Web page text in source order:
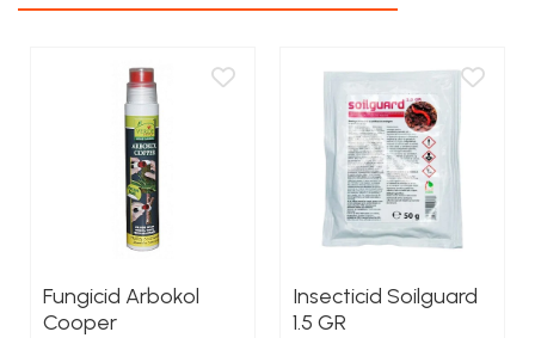
Fungicid Arbokol
Cooper
Insecticid Soilguard
1.5 GR